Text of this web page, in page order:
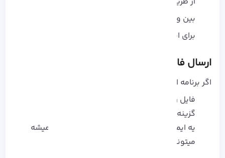
بین ویندوز 10 و 11 سازگاره
برای انتقال سریع بین لپ‌ تاپ‌ ها عالیه
ارسال فایل از طریق اپلیکیشن ایمیل
اگر برنامه‌ ایمیل روی سیستم نصبه:
فایل رو انتخاب کن
گزینه‌ی
یه ایمیل جدید با فایل پیوست‌ شده برات باز میشه
میتونی برای خودت یا مخاطبین بفرستی